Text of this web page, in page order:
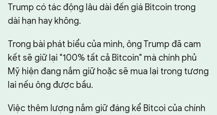
Trump có tác động lâu dài đến giá Bitcoin trong
dài hạn hay không.
Trong bài phát biểu của mình, ông Trump đã cam
kết sẽ giữ lại "100% tất cả Bitcoin" mà chính phủ
Mỹ hiện đang nắm giữ hoặc sẽ mua lại trong tương
lai nếu ông được bầu.
Việc thêm lượng nắm giữ đáng kể Bitcoi của chính